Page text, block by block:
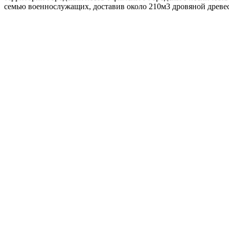
семью военнослужащих, доставив около 210м3 дровяной